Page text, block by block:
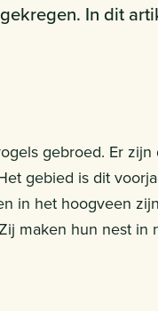
In dit
gebroed. Er
gebied is dit
in het hoogveen
maken hun nest